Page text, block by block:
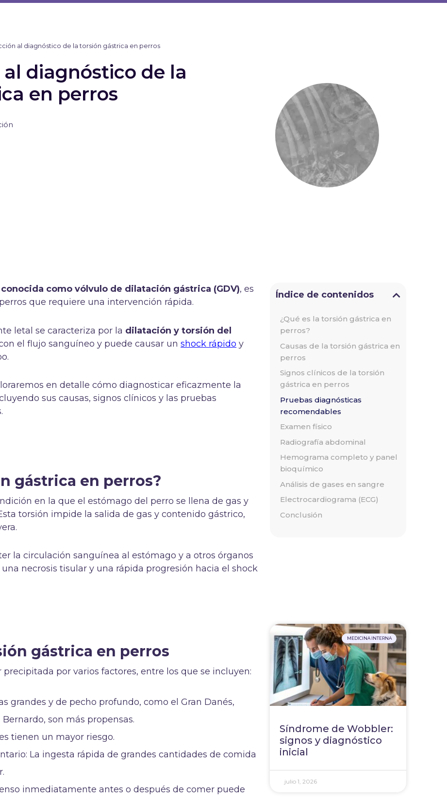
al diagnóstico de la torsión gástrica en perros
diagnóstico de la
en perros
como vólvulo de dilatación gástrica (GDV), es
que requiere una intervención rápida.
letal se caracteriza por la dilatación y torsión del
el flujo sanguíneo y puede causar unshock rápido y
en detalle cómo diagnosticar eficazmente la
sus causas, signos clínicos y las pruebas
gástrica en perros?
en la que el estómago del perro se llena de gas y
torsión impide la salida de gas y contenido gástrico,
la circulación sanguínea al estómago y a otros órganos
necrosis tisular y una rápida progresión hacia el shock
gástrica en perros
por varios factores, entre los que se incluyen:
grandes y de pecho profundo, como el Gran Danés,
son más propensas.
tienen un mayor riesgo.
La ingesta rápida de grandes cantidades de comida
inmediatamente antes o después de comer puede
Índice de contenidos
¿Qué es la torsión gástrica en
perros?
Causas de la torsión gástrica en
perros
Signos clínicos de la torsión
gástrica en perros
Pruebas diagnósticas
recomendables
Examen físico
Radiografía abdominal
Hemograma completo y panel
bioquímico
Análisis de gases en sangre
Electrocardiograma (ECG)
Conclusión
MEDICINA INTERNA
Síndrome de Wobbler:
signos y diagnóstico
inicial
julio 1, 2026